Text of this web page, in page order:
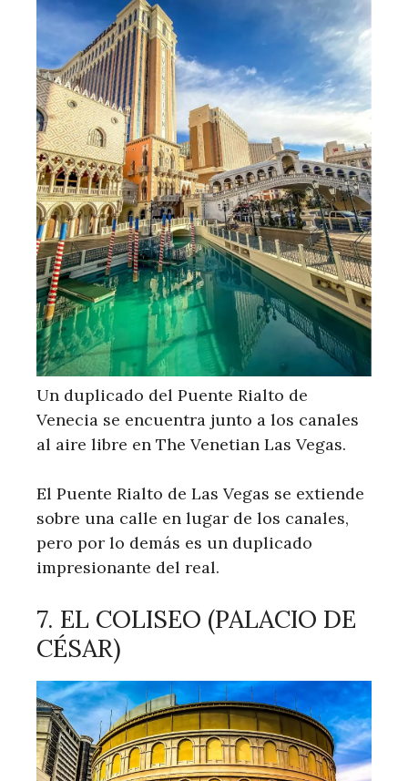
Un duplicado del Puente Rialto de
Venecia se encuentra junto a los canales
al aire libre en The Venetian Las Vegas.
El Puente Rialto de Las Vegas se extiende
sobre una calle en lugar de los canales,
pero por lo demás es un duplicado
impresionante del real.
7. EL COLISEO (PALACIO DE
CÉSAR)